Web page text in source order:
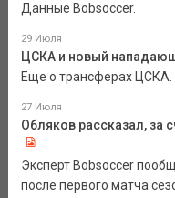
Данные Bobsoccer.
29 Июля
ЦСКА и новый
Еще о трансферах ЦСКА.
27 Июля
Обляков рассказал, за
Эксперт Bobsoccer
после первого матча